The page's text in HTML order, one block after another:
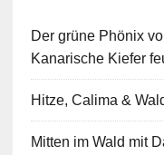
Der grüne Phönix
Kanarische Kiefer
Hitze, Calima &
Mitten im Wald mit